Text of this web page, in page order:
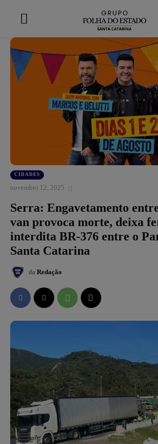
CIDADES
novembro 12, 2025
Serra: Engavetamento
van provoca morte, deixa
interdita BR-376 entre o
Santa Catarina
da Redação